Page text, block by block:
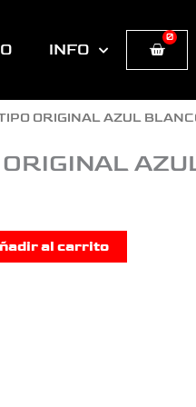
INFO
0
Cart
ORIGINAL AZUL
al carrito